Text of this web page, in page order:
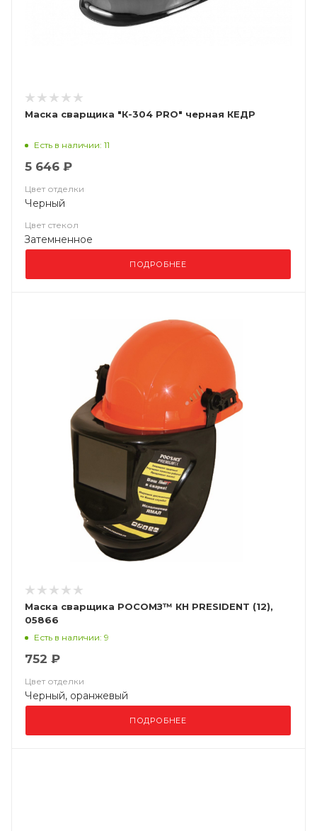
Маска сварщика "К-304 PRO" черная КЕДР
Есть в наличии: 11
5 646 ₽
Цвет отделки
Черный
Цвет стекол
Затемненное
ПОДРОБНЕЕ
Маска сварщика РОСОМЗ™ КН PRESIDENT (12),
05866
Есть в наличии: 9
752 ₽
Цвет отделки
Черный, оранжевый
ПОДРОБНЕЕ